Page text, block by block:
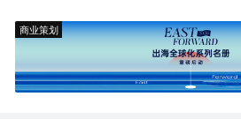
商业策划